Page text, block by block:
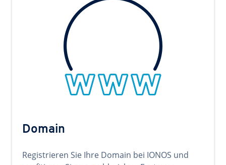
Domain
Registrieren Sie Ihre Domain bei IONOS und